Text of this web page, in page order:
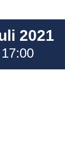
2021
17:00